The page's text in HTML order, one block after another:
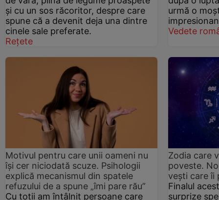
și cu un sos răcoritor, despre care
spune că a devenit deja una dintre
cinele sale preferate.
Rețete
urmă o
Vedete
Motivul pentru care unii oameni nu
își cer niciodată scuze. Psihologii
explică mecanismul din spatele
refuzului de a spune „îmi pare rău”
Cu toții am întâlnit persoane care
Zodia care
poveste.
vești care îi
Finalul
surprize